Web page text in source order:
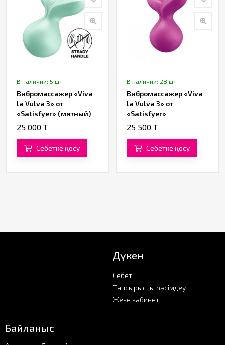
В наличии: 5 шт.
Вибромассажер «Viva
la Vulva 3» от
«Satisfyer» (мятный)
25 000 T
Себетке қосу
В наличии: 28 шт.
Вибромассажер «Viva
la Vulva 3» от
«Satisfyer»
(фиолетовый)
25 500 T
Себетке қосу
Дүкен
Себет
Тапсырысты рәсімдеу
Жеке кабинет
Байланыс